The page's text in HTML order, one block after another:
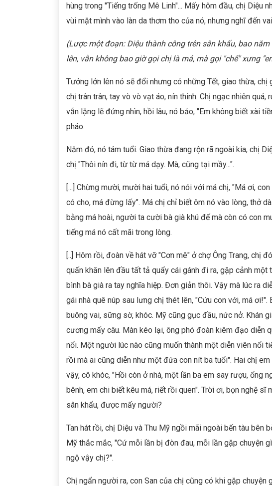
hùng trong "Tiếng trống Mê Linh"... Mấy hôm đầu, chị Diệu
vùi mặt mình vào làn da thơm tho của nó, nhưng nghĩ đến
(Lược một đoạn: Diệu thành công trên sân khấu, bao
lên, vẫn không bao giờ gọi chị là má, mà gọi "chế" xưng
Tưởng lớn lên nó sẽ đổi nhưng có những Tết, giao thừa, chị
chị trân trân, tay vò vò vạt áo, nín thinh. Chị ngạc nhiên quá,
vẫn lặng lẽ đứng nhìn, hồi lâu, nó bảo, "Em không biết xài
pháo.
Năm đó, nó tám tuổi. Giao thừa đang rộn rã ngoài kia, chị
chị "Thôi nín đi, từ từ má dạy. Mà, cũng tại mầy...".
[...] Chừng mười, mười hai tuổi, nó nói với má chị, "Má ơi,
có cho, má đừng lấy". Má chị chỉ biết ôm nó vào lòng, thở
bằng má hoài, người ta cười bà già khú đế mà còn có con
tiếng má nó cất mãi trong lòng.
[..] Hôm rồi, đoàn về hát vỡ "Cơn mê" ở chợ Ông Trang, chị
quấn khăn lên đầu tất tả quẩy cái gánh đi ra, gặp cảnh
bình bà già ra tay nghĩa hiệp. Đơn giản thôi. Vậy mà lúc ra
gái nhà quê núp sau lưng chị thét lên, "Cứu con với, má
buông vai, sững sờ, khóc. Mỹ cũng gục đầu, nức nở. Khán
cương mấy câu. Màn kéo lại, ông phó đoàn kiêm đạo diễn
nổi. Một người lúc nào cũng muốn thành một diễn viên nổi
rồi mà ai cũng diễn như một đứa con nít ba tuổi". Hai chị
vậy, cô khóc, "Hồi còn ở nhà, một lần ba em say rượu, ổng
bênh, em chi biết kêu má, riết rồi quen". Trời ơi, bọn nghệ
sân khẩu, được mấy người?
Tan hát rồi, chị Diệu và Thu Mỹ ngồi mãi ngoài bến tàu bên
Mỹ thắc mắc, "Cứ mỗi lần bị đòn đau, mỗi lần gặp chuyện
ngộ vậy chị?".
Chị ngẩn người ra, con San của chị cũng có khi gặp chuyện